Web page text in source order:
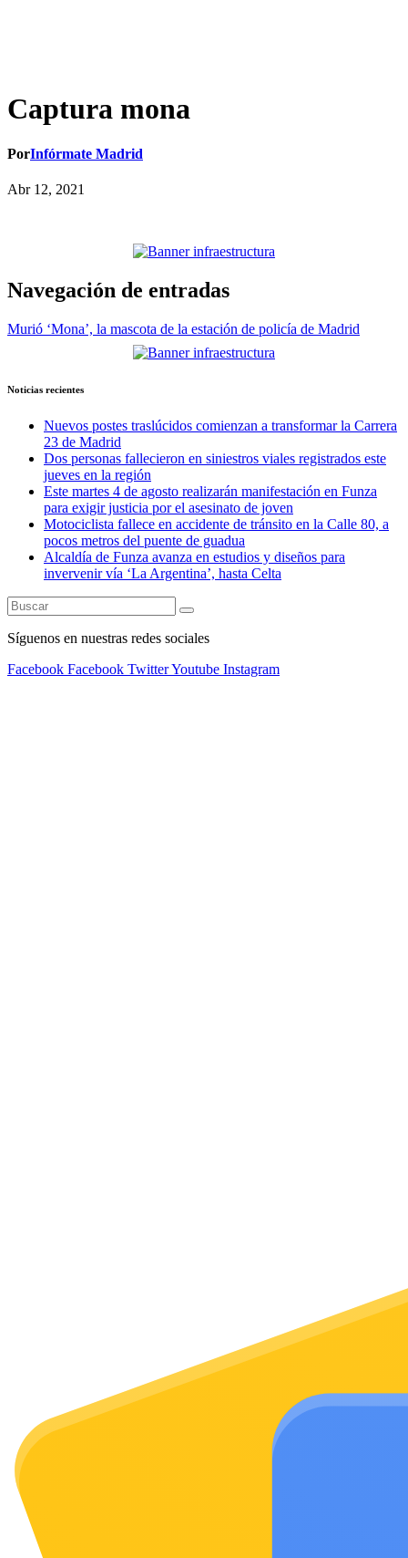
Captura mona
PorInfórmate Madrid
Abr 12, 2021
Navegación de entradas
Murió ‘Mona’, la mascota de la estación de policía de Madrid
Noticias recientes
Nuevos postes traslúcidos comienzan a transformar la Carrera
23 de Madrid
Dos personas fallecieron en siniestros viales registrados este
jueves en la región
Este martes 4 de agosto realizarán manifestación en Funza
para exigir justicia por el asesinato de joven
Motociclista fallece en accidente de tránsito en la Calle 80, a
pocos metros del puente de guadua
Alcaldía de Funza avanza en estudios y diseños para
invervenir vía ‘La Argentina’, hasta Celta
Síguenos en nuestras redes sociales
Facebook Facebook TwitterYoutube Instagram